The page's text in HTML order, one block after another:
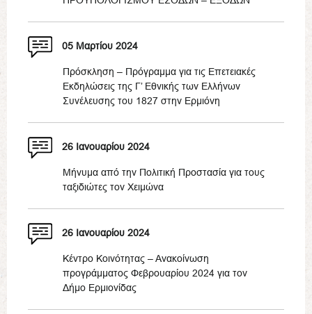
05 Μαρτίου 2024
Πρόσκληση – Πρόγραμμα για τις Επετειακές
Εκδηλώσεις της Γ’ Εθνικής των Ελλήνων
Συνέλευσης του 1827 στην Ερμιόνη
26 Ιανουαρίου 2024
Μήνυμα από την Πολιτική Προστασία για τους
ταξιδιώτες τον Χειμώνα
26 Ιανουαρίου 2024
Κέντρο Κοινότητας – Ανακοίνωση
προγράμματος Φεβρουαρίου 2024 για τον
Δήμο Ερμιονίδας